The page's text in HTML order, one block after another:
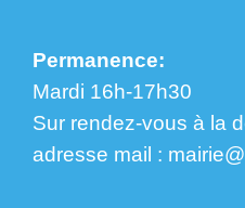
Permanence:
Mardi 16h-17h30
Sur rendez-vous à la
​​​​​​​adresse mail :